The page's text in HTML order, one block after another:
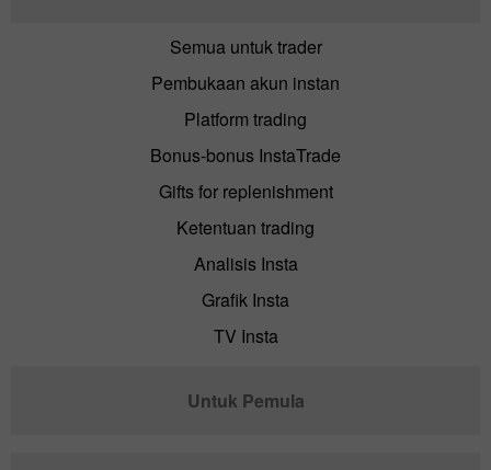
Semua untuk trader
Pembukaan akun instan
Platform trading
Bonus-bonus InstaTrade
Gifts for replenishment
Ketentuan trading
Analisis Insta
Grafik Insta
TV Insta
Untuk Pemula